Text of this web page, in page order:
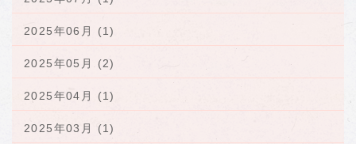
2025年06月 (1)
2025年05月 (2)
2025年04月 (1)
2025年03月 (1)